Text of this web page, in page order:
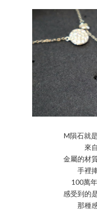
M隕石就
來
金屬的材
手裡
100萬
感受到的
那種